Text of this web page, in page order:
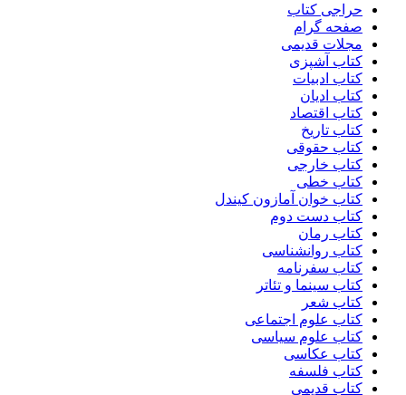
حراجی کتاب
صفحه گرام
مجلات قدیمی
کتاب آشپزی
کتاب ادبیات
کتاب ادیان
کتاب اقتصاد
کتاب تاریخ
کتاب حقوقی
کتاب خارجی
کتاب خطی
کتاب خوان آمازون کیندل
کتاب دست دوم
کتاب رمان
کتاب روانشناسی
کتاب سفرنامه
کتاب سینما و تئاتر
کتاب شعر
کتاب علوم اجتماعی
کتاب علوم سیاسی
کتاب عکاسی
کتاب فلسفه
کتاب قدیمی